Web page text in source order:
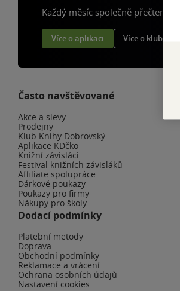
Každý měsíc společně přečteme
Více o aplikaci Více o klubu
Často navštěvované
Akce a slevy
Prodejny
Klub Knihy Dobrovský
Aplikace KDčko
Knižní závisláci
Festival knižních závisláků
Affiliate spolupráce
Dárkové poukazy
Poukazy pro firmy
Nákupy pro školy
Dodací podmínky
Platební metody
Doprava
Obchodní podmínky
Reklamace a vrácení
Ochrana osobních údajů
Nastavení cookies